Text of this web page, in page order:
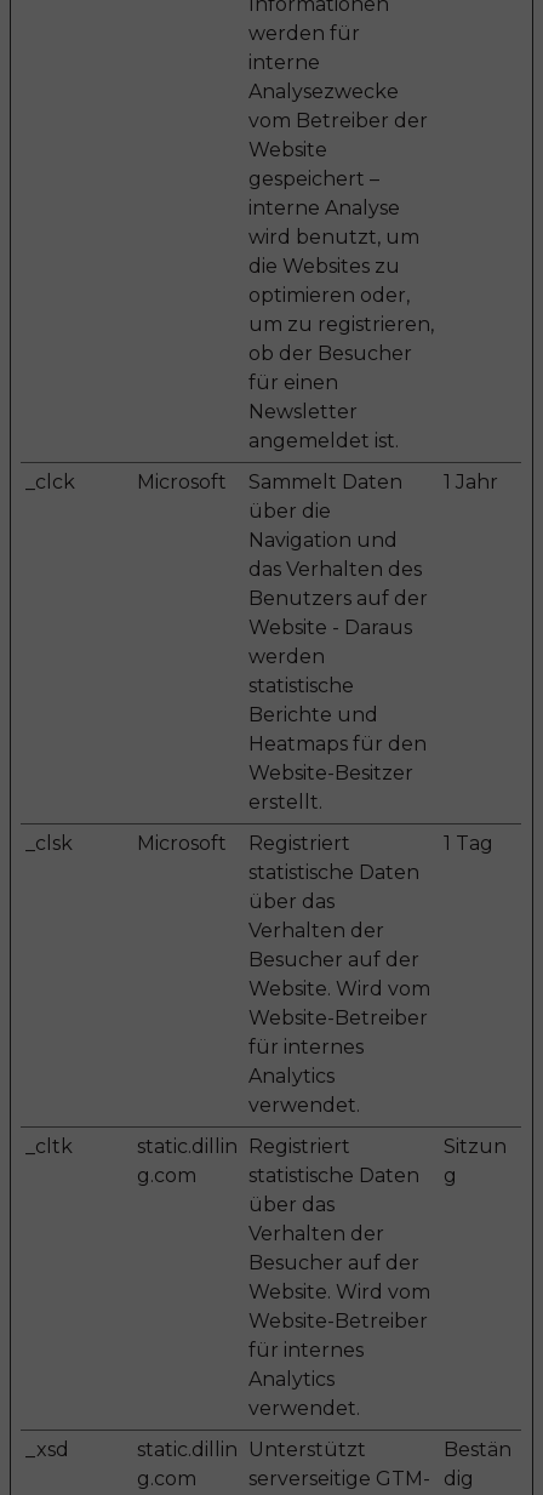
werden für
interne
Analysezwecke
vom Betreiber der
Website
gespeichert –
interne Analyse
wird benutzt, um
die Websites zu
optimieren oder,
um zu registrieren,
ob der Besucher
für einen
Newsletter
angemeldet ist.
_clck Microsoft
Sammelt Daten
über die
Navigation und
das Verhalten des
Benutzers auf der
Website - Daraus
werden
statistische
Berichte und
Heatmaps für den
Website-Besitzer
erstellt.
1 Jahr
_clsk Microsoft
Registriert
statistische Daten
über das
Verhalten der
Besucher auf der
Website. Wird vom
Website-Betreiber
für internes
Analytics
verwendet.
1 Tag
_cltk
static.dillin
g.com
Registriert
statistische Daten
über das
Verhalten der
Besucher auf der
Website. Wird vom
Website-Betreiber
für internes
Analytics
verwendet.
Sitzun
g
_xsd
static.dillin
g.com
Unterstützt
serverseitige GTM-
Bestän
dig